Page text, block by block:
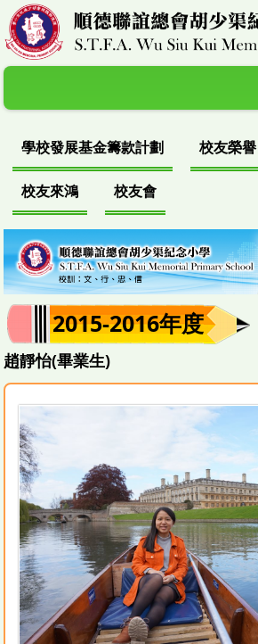
學校發展基金籌款計劃 校友榮譽
校友來鴻 校友會
2015-2016年度
趙靜怡(畢業生)